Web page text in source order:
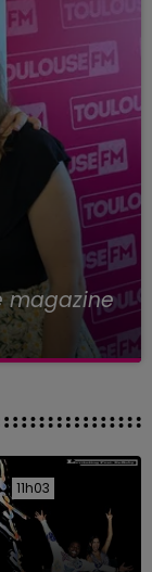
magazine
11h03
11h03